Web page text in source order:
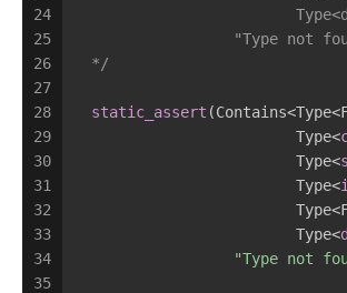
24
25
26
27
28
29
30
31
32
33
34
35
"Type not
  */
static_assert
                         Type<
                         Type<
                         Type<
                         Type<
"Type not